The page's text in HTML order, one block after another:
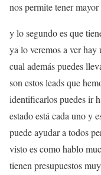
nos permite tener
y lo segundo es que
ya lo veremos a ver hay
cual además puedes
son estos leads que
identificarlos puedes ir
estado está cada uno y
puede ayudar a todos
visto es como hablo
tienen presupuestos